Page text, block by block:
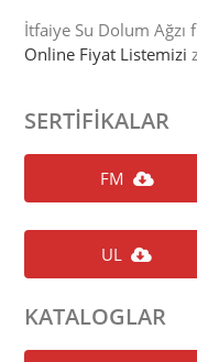
İtfaiye Su Dolum
Online Fiyat Listemizi
SERTİFİKALAR
FM
UL
KATALOGLAR